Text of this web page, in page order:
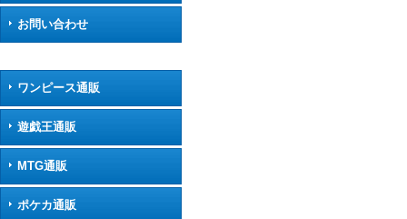
お問い合わせ
ワンピース通販
遊戯王通販
MTG通販
ポケカ通販